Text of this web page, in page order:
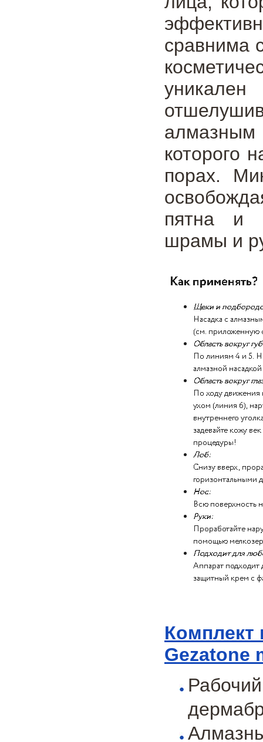
сравнима
которого
порах.
пятна и
шрамы и
Комплект
Gezatone